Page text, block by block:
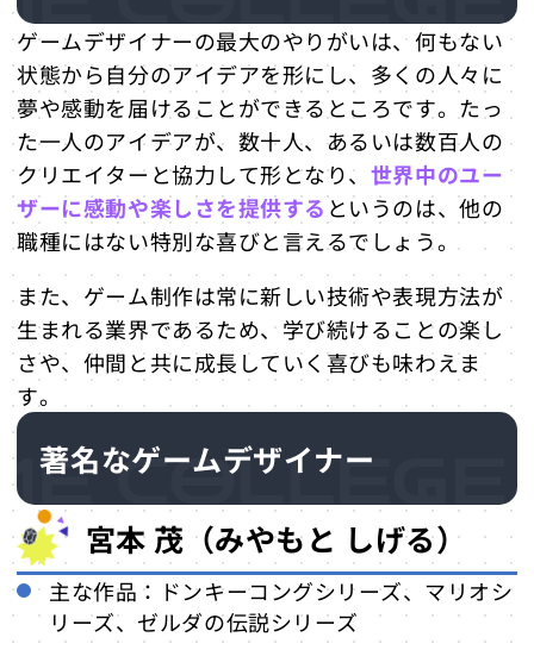
ゲームデザイナーの最大のやりがいは、何もない
状態から自分のアイデアを形にし、多くの人々に
夢や感動を届けることができるところです。たっ
た一人のアイデアが、数十人、あるいは数百人の
クリエイターと協力して形となり、 世界中のユー
ザーに感動や楽しさを提供するというのは、他の
職種にはない特別な喜びと言えるでしょう。
また、ゲーム制作は常に新しい技術や表現方法が
生まれる業界であるため、学び続けることの楽し
さや、仲間と共に成長していく喜びも味わえま
す。
著名なゲームデザイナー
宮本 茂（みやもと しげる）
主な作品：ドンキーコングシリーズ、マリオシ
リーズ、ゼルダの伝説シリーズ